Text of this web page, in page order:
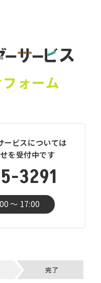
ォーム
ービスについては
を受付中です
3291
〜 17:00
完了